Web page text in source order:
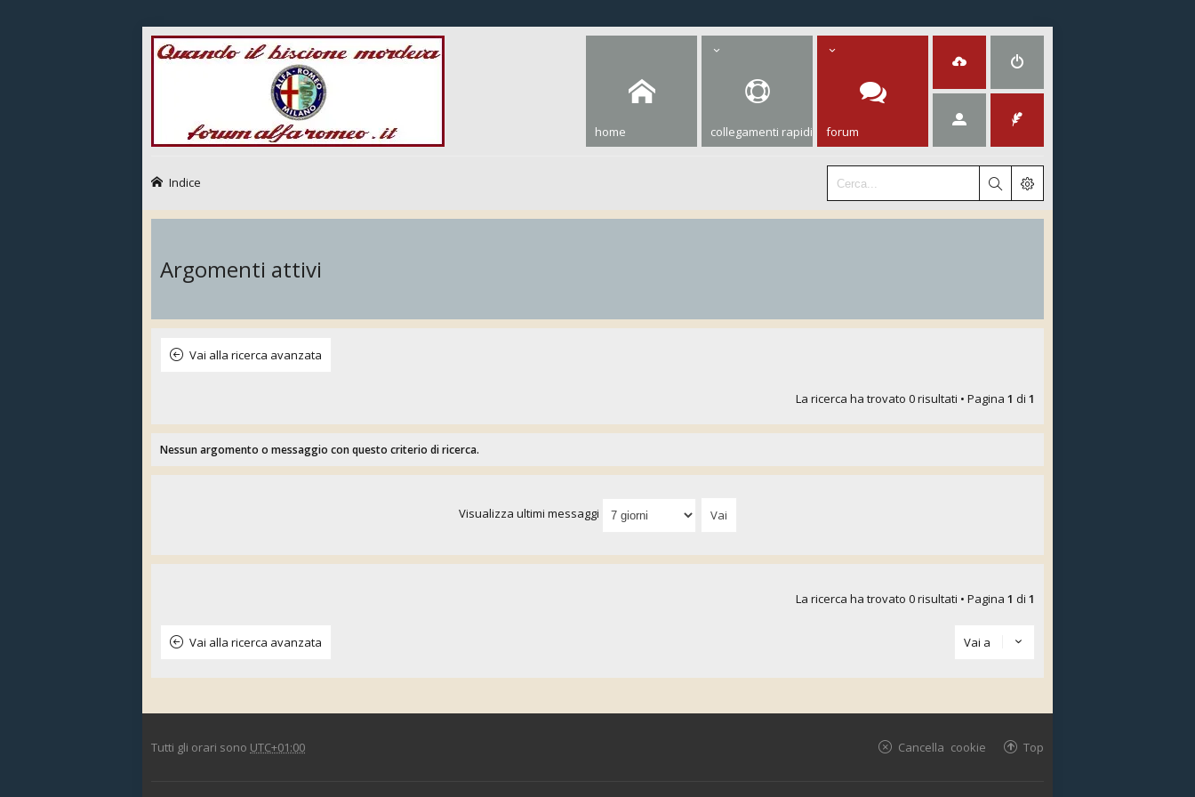
home collegamenti rapidi forum
Indice
Argomenti attivi
Vai alla ricerca avanzata
La ricerca ha trovato 0 risultati • Pagina 1 di 1
Nessun argomento o messaggio con questo criterio di ricerca.
Visualizza ultimi messaggi
La ricerca ha trovato 0 risultati • Pagina 1 di 1
Vai alla ricerca avanzata Vai a
Tutti gli orari sono UTC+01:00 Top
Cancella cookie